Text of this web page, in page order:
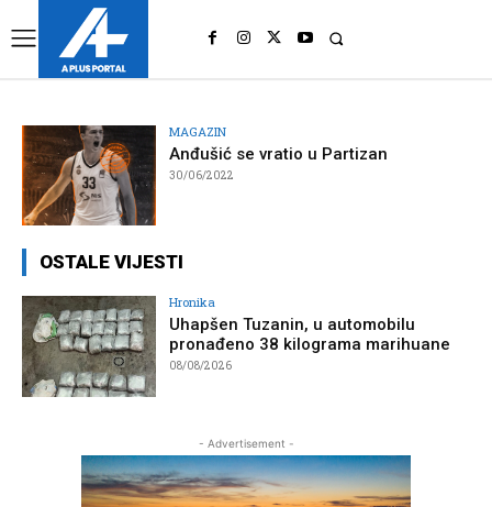
MAGAZIN
Anđušić se vratio u Partizan
30/06/2022
OSTALE VIJESTI
Hronika
Uhapšen Tuzanin, u automobilu
pronađeno 38 kilograma marihuane
08/08/2026
- Advertisement -